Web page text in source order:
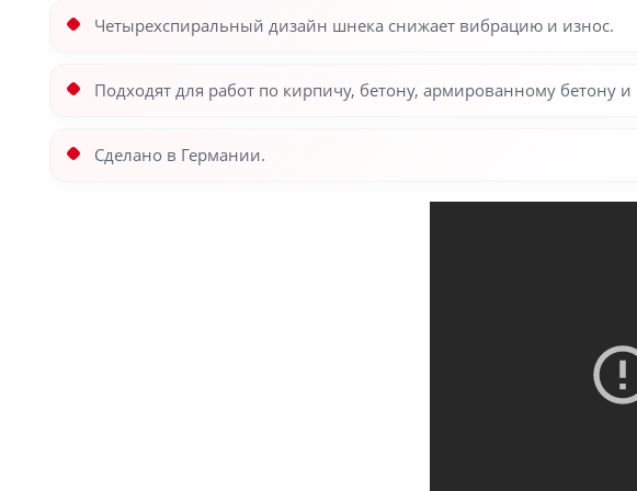
Четырехспиральный дизайн шнека снижает вибрацию и износ.
Подходят для работ по кирпичу, бетону, армированному бетону
Сделано в Германии.